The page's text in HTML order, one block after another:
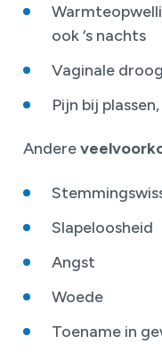
ook ‘s nachts
Vaginale
Pijn bij
Andere
Slapeloosheid
Angst
Woede
Toename in